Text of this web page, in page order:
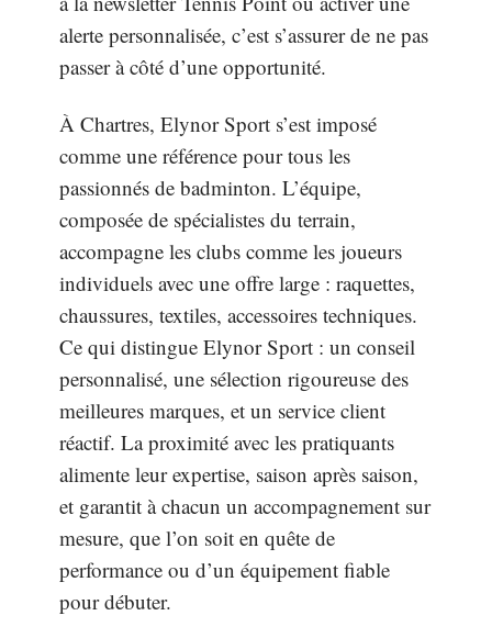
alerte personnalisée, c’est s’assurer de ne pas
passer à côté d’une opportunité.
À Chartres, Elynor Sport s’est imposé
comme une référence pour tous les
passionnés de badminton. L’équipe,
composée de spécialistes du terrain,
accompagne les clubs comme les joueurs
individuels avec une offre large : raquettes,
chaussures, textiles, accessoires techniques.
Ce qui distingue Elynor Sport : un conseil
personnalisé, une sélection rigoureuse des
meilleures marques, et un service client
réactif. La proximité avec les pratiquants
alimente leur expertise, saison après saison,
et garantit à chacun un accompagnement sur
mesure, que l’on soit en quête de
performance ou d’un équipement fiable
pour débuter.